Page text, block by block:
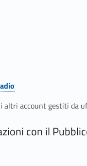
altri account gestiti da
con il